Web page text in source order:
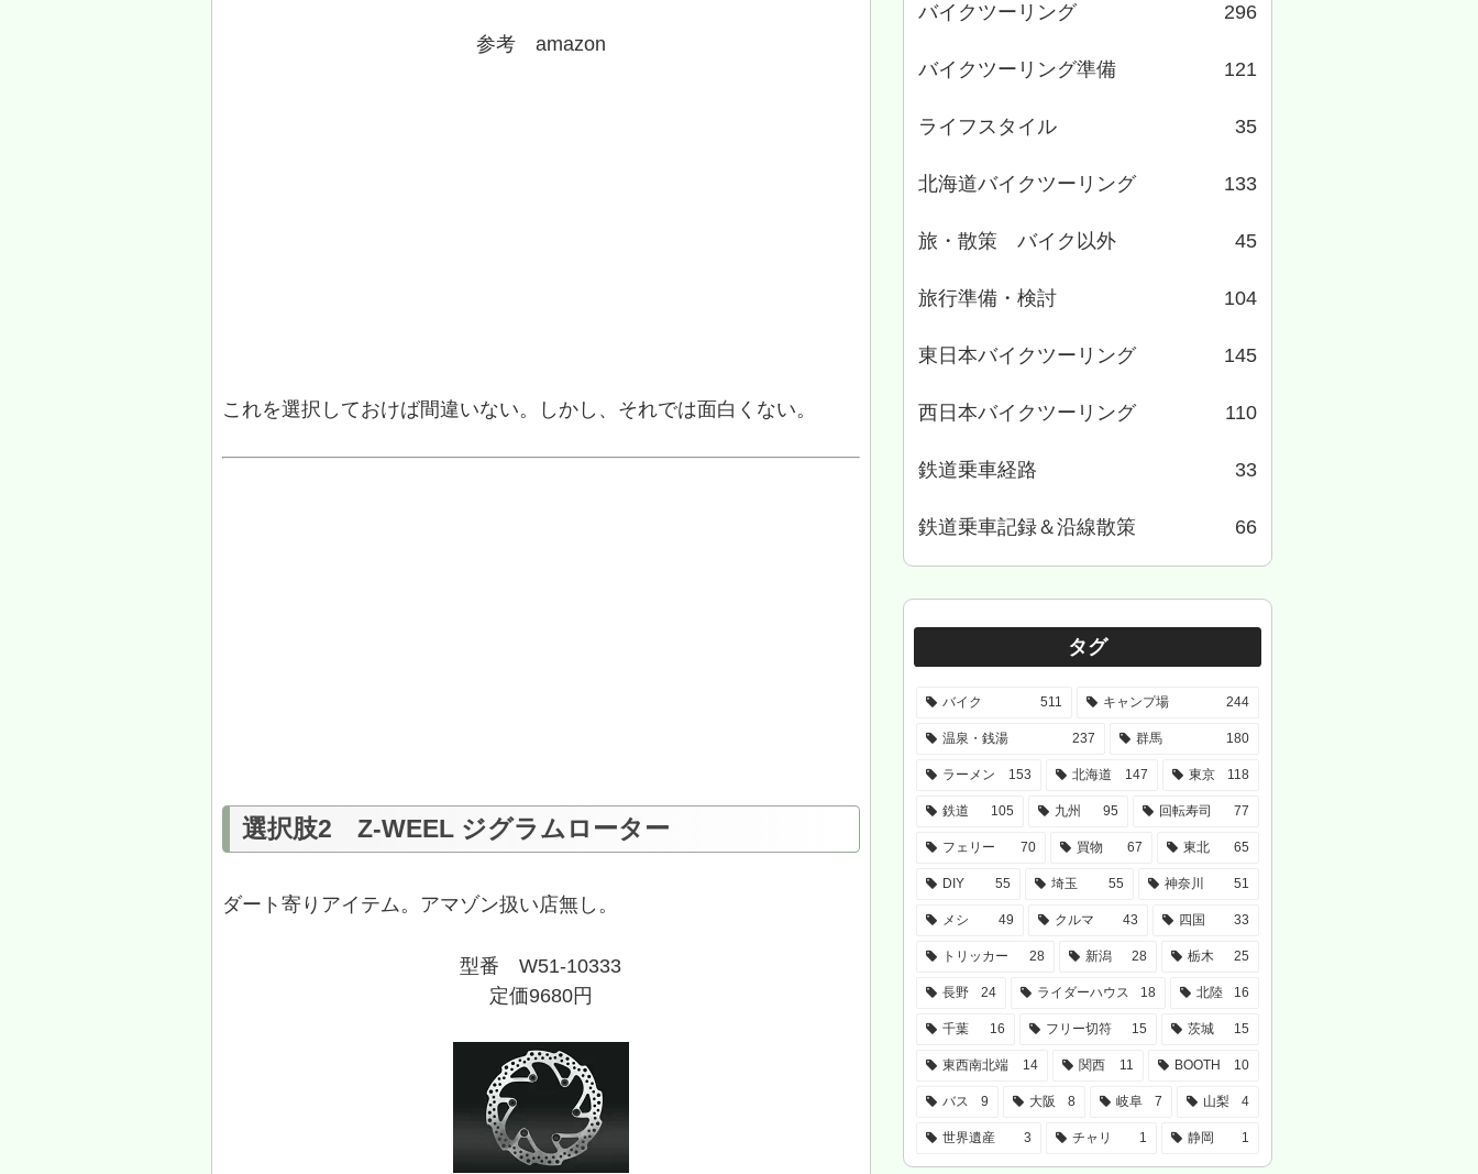
参考 amazon
これを選択しておけば間違いない。しかし、それでは面白くない。
選択肢2 Z-WEEL ジグラムローター
ダート寄りアイテム。アマゾン扱い店無し。
型番 W51-10333
定価9680円
バイクツーリング 296
バイクツーリング準備 121
ライフスタイル 35
北海道バイクツーリング 133
旅・散策 バイク以外 45
旅行準備・検討 104
東日本バイクツーリング 145
西日本バイクツーリング 110
鉄道乗車経路 33
鉄道乗車記録＆沿線散策 66
タグ
バイク 511 キャンプ場 244
温泉・銭湯 237 群馬 180
ラーメン 153 北海道 147 東京 118
鉄道 105 九州 95 回転寿司 77
フェリー 70 買物 67 東北 65
DIY 55 埼玉 55 神奈川 51
メシ 49 クルマ 43 四国 33
トリッカー 28 新潟 28 栃木 25
長野 24 ライダーハウス 18 北陸 16
千葉 16 フリー切符 15 茨城 15
東西南北端 14 関西 11 BOOTH 10
バス 9 大阪 8 岐阜 7 山梨 4
世界遺産 3 チャリ 1 静岡 1